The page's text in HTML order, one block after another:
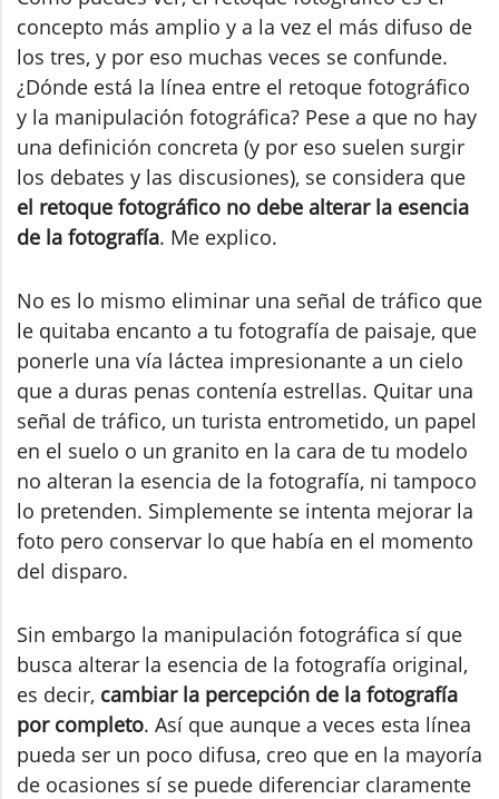
concepto más amplio y a la vez el más difuso de
los tres, y por eso muchas veces se confunde.
¿Dónde está la línea entre el retoque fotográfico
y la manipulación fotográfica? Pese a que no hay
una definición concreta (y por eso suelen surgir
los debates y las discusiones), se considera que
el retoque fotográfico no debe alterar la esencia
de la fotografía. Me explico.
No es lo mismo eliminar una señal de tráfico que
le quitaba encanto a tu fotografía de paisaje, que
ponerle una vía láctea impresionante a un cielo
que a duras penas contenía estrellas. Quitar una
señal de tráfico, un turista entrometido, un papel
en el suelo o un granito en la cara de tu modelo
no alteran la esencia de la fotografía, ni tampoco
lo pretenden. Simplemente se intenta mejorar la
foto pero conservar lo que había en el momento
del disparo.
Sin embargo la manipulación fotográfica sí que
busca alterar la esencia de la fotografía original,
es decir, cambiar la percepción de la fotografía
por completo. Así que aunque a veces esta línea
pueda ser un poco difusa, creo que en la mayoría
de ocasiones sí se puede diferenciar claramente